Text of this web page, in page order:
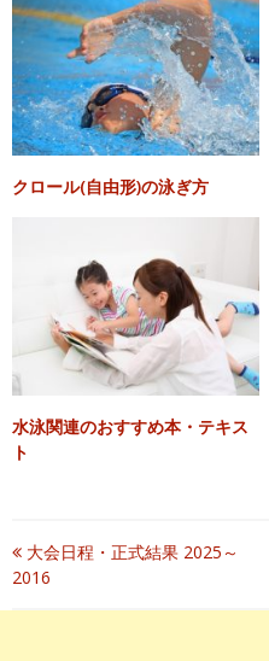
クロール(自由形)の泳ぎ方
水泳関連のおすすめ本・テキス
ト
投
稿
大会日程・正式結果 2025～
2016